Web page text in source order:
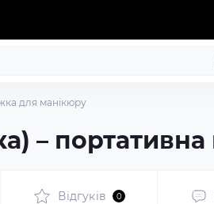
для манікюру
–
Відгуків 0